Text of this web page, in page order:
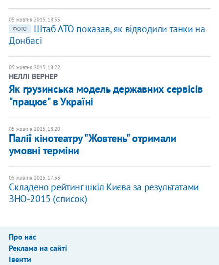
05 жовтня 2015, 18:55
ФОТО
Штаб АТО показав, як відводили танки на
Донбасі
05 жовтня 2015, 18:22
НЕЛЛІ ВЕРНЕР
Як грузинська модель державних сервісів
"працює" в Україні
05 жовтня 2015, 18:20
Палії кінотеатру "Жовтень" отримали
умовні терміни
05 жовтня 2015, 17:53
Складено рейтинг шкіл Києва за результатами
ЗНО-2015 (список)
Про нас
Реклама на сайті
Івенти